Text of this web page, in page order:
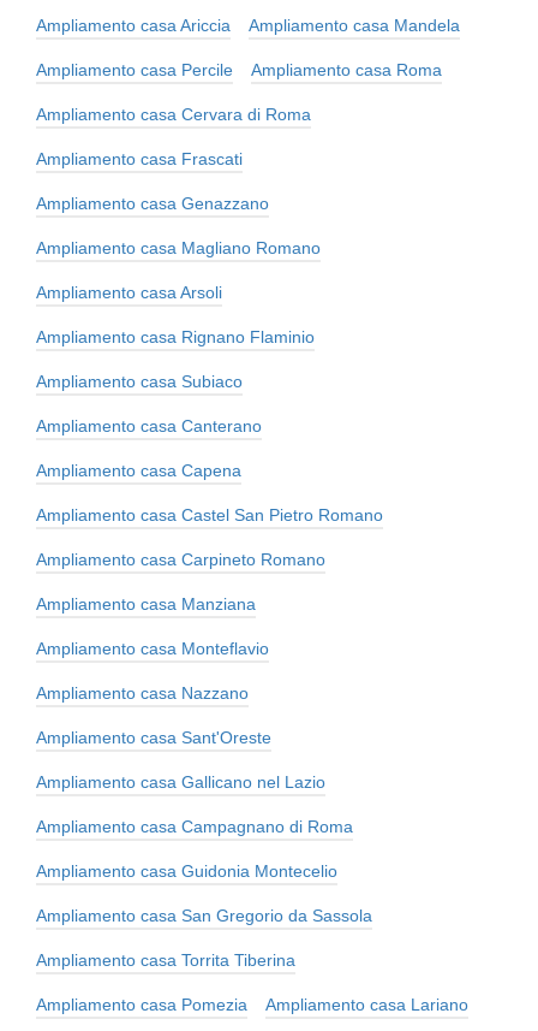
Ampliamento casa Ariccia Ampliamento casa Mandela
Ampliamento casa Percile Ampliamento casa Roma
Ampliamento casa Cervara di Roma
Ampliamento casa Frascati
Ampliamento casa Genazzano
Ampliamento casa Magliano Romano
Ampliamento casa Arsoli
Ampliamento casa Rignano Flaminio
Ampliamento casa Subiaco
Ampliamento casa Canterano
Ampliamento casa Capena
Ampliamento casa Castel San Pietro Romano
Ampliamento casa Carpineto Romano
Ampliamento casa Manziana
Ampliamento casa Monteflavio
Ampliamento casa Nazzano
Ampliamento casa Sant'Oreste
Ampliamento casa Gallicano nel Lazio
Ampliamento casa Campagnano di Roma
Ampliamento casa Guidonia Montecelio
Ampliamento casa San Gregorio da Sassola
Ampliamento casa Torrita Tiberina
Ampliamento casa Pomezia Ampliamento casa Lariano